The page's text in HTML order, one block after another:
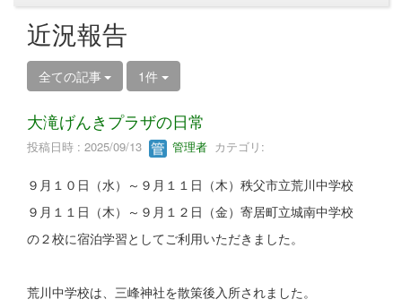
近況報告
全ての記事 1件
大滝げんきプラザの日常
投稿日時 : 2025/09/13 管理者 カテゴリ:
９月１０日（水）～９月１１日（木）秩父市立荒川中学校
９月１１日（木）～９月１２日（金）寄居町立城南中学校
の２校に宿泊学習としてご利用いただきました。
荒川中学校は、三峰神社を散策後入所されました。